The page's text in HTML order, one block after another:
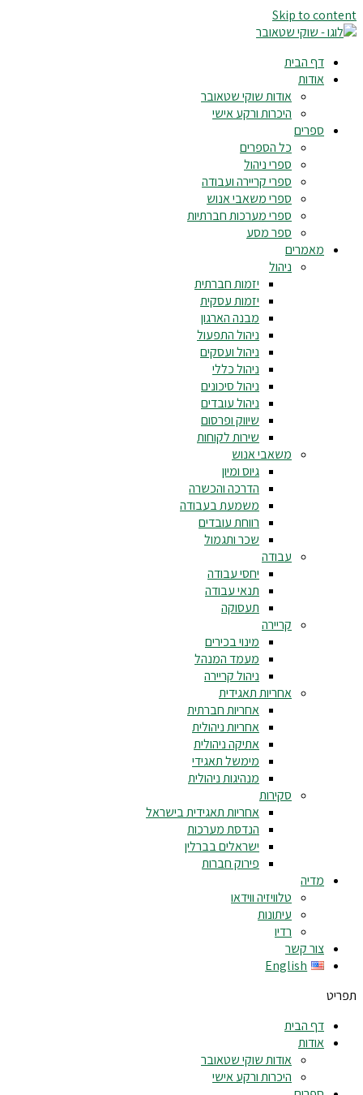
Skip to content
דף הבית
אודות
אודות שוקי שטאובר
היכרות ורקע אישי
ספרים
כל הספרים
ספרי ניהול
ספרי קריירה ועבודה
ספרי משאבי אנוש
ספרי מערכות חברתיות
ספר מסע
מאמרים
ניהול
יזמות חברתית
יזמות עסקית
מבנה הארגון
ניהול התפעול
ניהול ועסקים
ניהול כללי
ניהול סיכונים
ניהול עובדים
שיווק ופרסום
שירות לקוחות
משאבי אנוש
גיוס ומיון
הדרכה והכשרה
משמעת בעבודה
רווחת עובדים
שכר ותגמול
עבודה
יחסי עבודה
תנאי עבודה
תעסוקה
קריירה
מינוי בכירים
מעמד המנהל
ניהול קריירה
אחריות תאגידית
אחריות חברתית
אחריות ניהולית
אתיקה ניהולית
מימשל תאגידי
מנהיגות ניהולית
סקירות
אחריות תאגידית בישראל
הנדסת מערכות
ישראלים בברלין
פירוק חברות
מדיה
טלוויזיה ווידאו
עיתונות
רדיו
צור קשר
English
תפריט
דף הבית
אודות
אודות שוקי שטאובר
היכרות ורקע אישי